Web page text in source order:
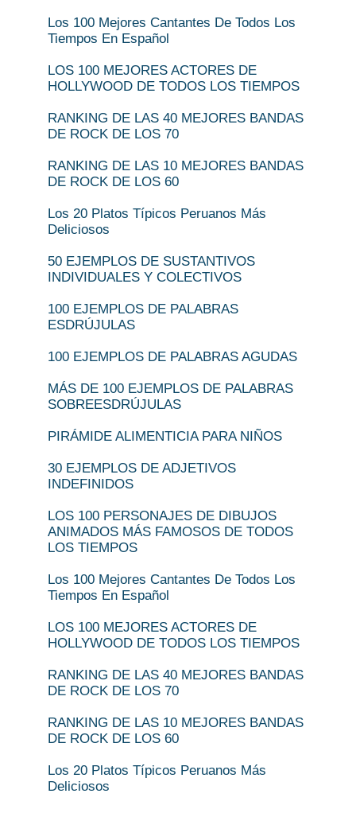
Los 100 Mejores Cantantes De Todos Los
Tiempos En Español
LOS 100 MEJORES ACTORES DE
HOLLYWOOD DE TODOS LOS TIEMPOS
RANKING DE LAS 40 MEJORES BANDAS
DE ROCK DE LOS 70
RANKING DE LAS 10 MEJORES BANDAS
DE ROCK DE LOS 60
Los 20 Platos Típicos Peruanos Más
Deliciosos
50 EJEMPLOS DE SUSTANTIVOS
INDIVIDUALES Y COLECTIVOS
100 EJEMPLOS DE PALABRAS
ESDRÚJULAS
100 EJEMPLOS DE PALABRAS AGUDAS
MÁS DE 100 EJEMPLOS DE PALABRAS
SOBREESDRÚJULAS
PIRÁMIDE ALIMENTICIA PARA NIÑOS
30 EJEMPLOS DE ADJETIVOS
INDEFINIDOS
LOS 100 PERSONAJES DE DIBUJOS
ANIMADOS MÁS FAMOSOS DE TODOS
LOS TIEMPOS
Los 100 Mejores Cantantes De Todos Los
Tiempos En Español
LOS 100 MEJORES ACTORES DE
HOLLYWOOD DE TODOS LOS TIEMPOS
RANKING DE LAS 40 MEJORES BANDAS
DE ROCK DE LOS 70
RANKING DE LAS 10 MEJORES BANDAS
DE ROCK DE LOS 60
Los 20 Platos Típicos Peruanos Más
Deliciosos